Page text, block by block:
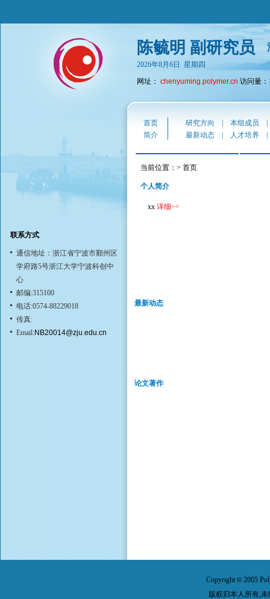
陈毓明 副研究员
2026年8月6日 星期四
网址： chenyuming.polymer.cn 访问量：
联系方式
通信地址：浙江省宁波市鄞州区
学府路5号浙江大学宁波科创中
心
邮编:315100
电话:0574-88229018
传真:
Email:NB20014@zju.edu.cn
首页 研究方向 本组成员
简介
最新动态 人才培养
当前位置：> 首页
个人简介
xx 详细>>
最新动态
论文著作
Copyright© 2005
版权归本人所有,